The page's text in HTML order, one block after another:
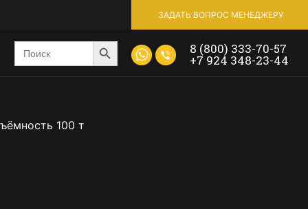
ЗАДАТЬ ВОПРОС МЕНЕДЖЕРУ
Введите
ключевое
слово
Search Button 8 (800) 333-70-57
+7 924 348-23-44
100 т